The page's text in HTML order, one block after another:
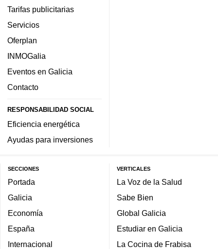
Tarifas publicitarias
Servicios
Oferplan
INMOGalia
Eventos en Galicia
Contacto
RESPONSABILIDAD SOCIAL
Eficiencia energética
Ayudas para inversiones
SECCIONES
Portada
Galicia
Economía
España
Internacional
VERTICALES
La Voz de la Salud
Sabe Bien
Global Galicia
Estudiar en Galicia
La Cocina de Frabisa